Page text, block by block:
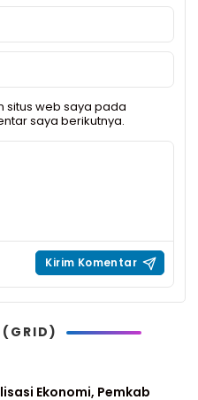
situs web saya pada
saya berikutnya.
(GRID)
Ekonomi, Pemkab